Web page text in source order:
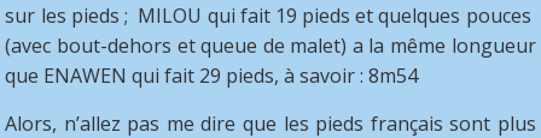
sur les pieds ; MILOU qui fait 19 pieds et quelques pouces
(avec bout-dehors et queue de malet) a la même longueur
que ENAWEN qui fait 29 pieds, à savoir : 8m54
Alors, n’allez pas me dire que les pieds français sont plus